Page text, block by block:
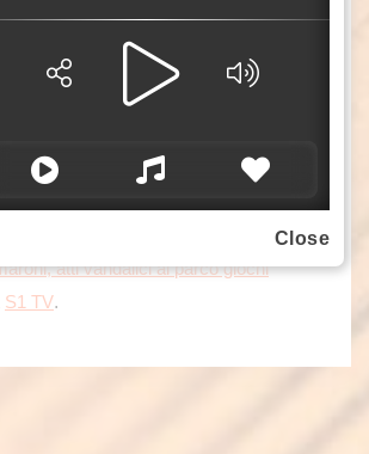
nonché per la realizzazione del
del campo di calcetto, dell’area
con il parcheggio realizzato in
atti vandalici al parco giochi
S1 TV.
Close